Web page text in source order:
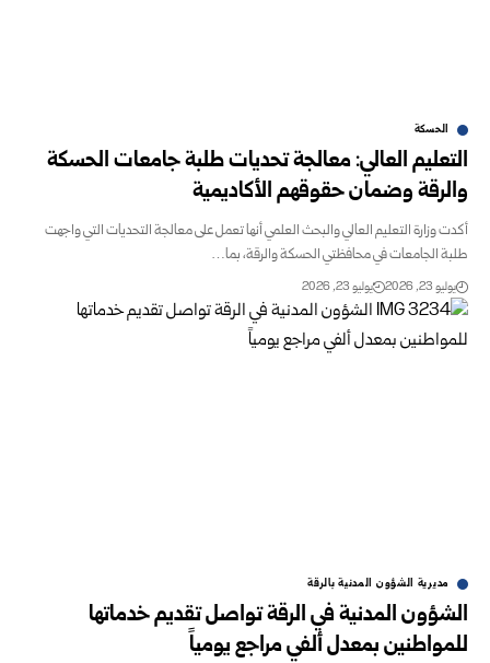
الحسكة
التعليم العالي: معالجة تحديات طلبة جامعات الحسكة
والرقة وضمان حقوقهم الأكاديمية
‏أكدت وزارة التعليم العالي والبحث العلمي أنها تعمل على معالجة التحديات التي واجهت
طلبة الجامعات في محافظتي ‏الحسكة والرقة، بما…
يوليو 23, 2026 يوليو 23, 2026
مديرية الشؤون المدنية بالرقة
الشؤون المدنية في الرقة تواصل تقديم خدماتها
للمواطنين بمعدل ألفي مراجع يومياً